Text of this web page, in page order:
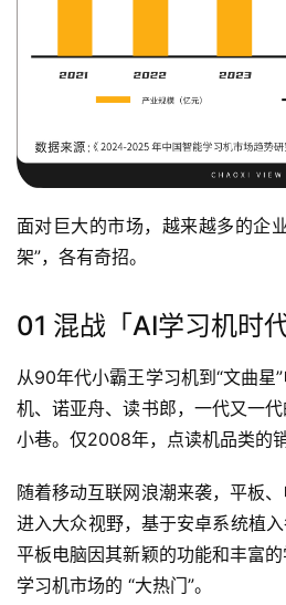
面对巨大的市场，越来越多的企
架”，各有奇招。
01 混战「AI学习机时代
从90年代小霸王学习机到“文曲星
机、诺亚舟、读书郎，一代又一
小巷。仅2008年，点读机品类的
随着移动互联网浪潮来袭，平板
进入大众视野，基于安卓系统植
平板电脑因其新颖的功能和丰富
学习机市场的 “大热门”。